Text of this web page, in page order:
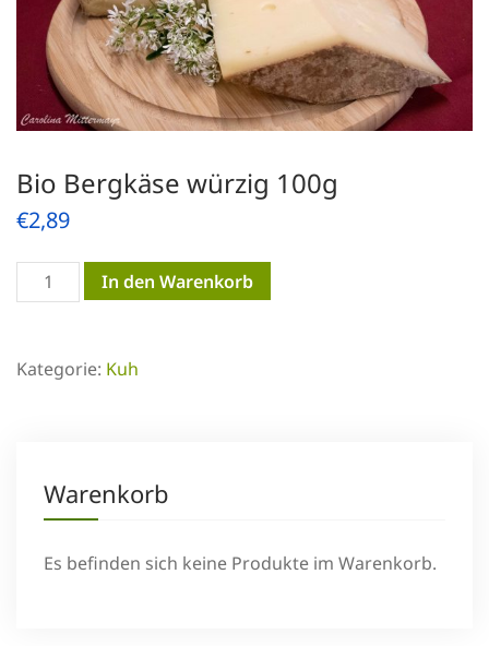
Bio Bergkäse würzig 100g
€2,89
Bergkäse
100g
In den Warenkorb
Kategorie: Kuh
Warenkorb
Es befinden sich keine Produkte im Warenkorb.